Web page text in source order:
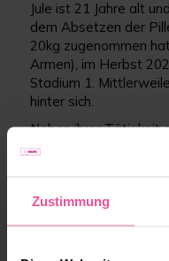
Zustimmung
Jule ist 21 Jahre alt
dem Absetzen der
20kg zugenommen
Armen), im Herbst
Stadium 1.
hinter sich.
Neben ihrer Tätigkeit
LIPOELASTIC
persönlichen Weg
Krafttraining ist für
doch auch davon lässt